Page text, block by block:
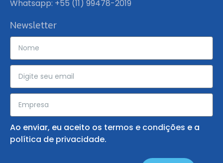
Whatsapp: +55 (11) 99478-2019
Newsletter
Ao enviar, eu aceito os termos e condições e a
política de privacidade.